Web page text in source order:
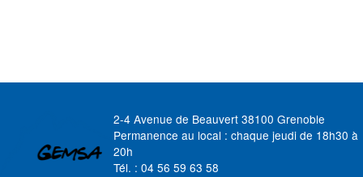
2-4 Avenue de Beauvert 38100 Grenoble
Permanence au local : chaque jeudi de 18h30 à
20h
Tél. : 04 56 59 63 58